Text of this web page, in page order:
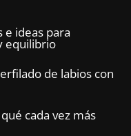
e ideas para
equilibrio
de labios con
cada vez más